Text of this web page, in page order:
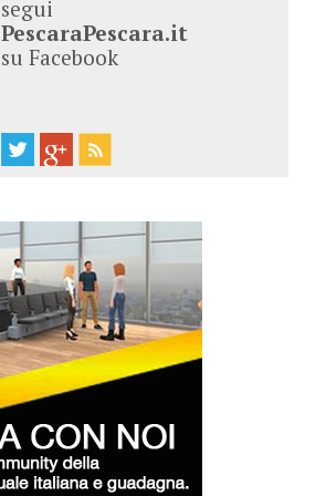
segui
PescaraPescara.it
su Facebook